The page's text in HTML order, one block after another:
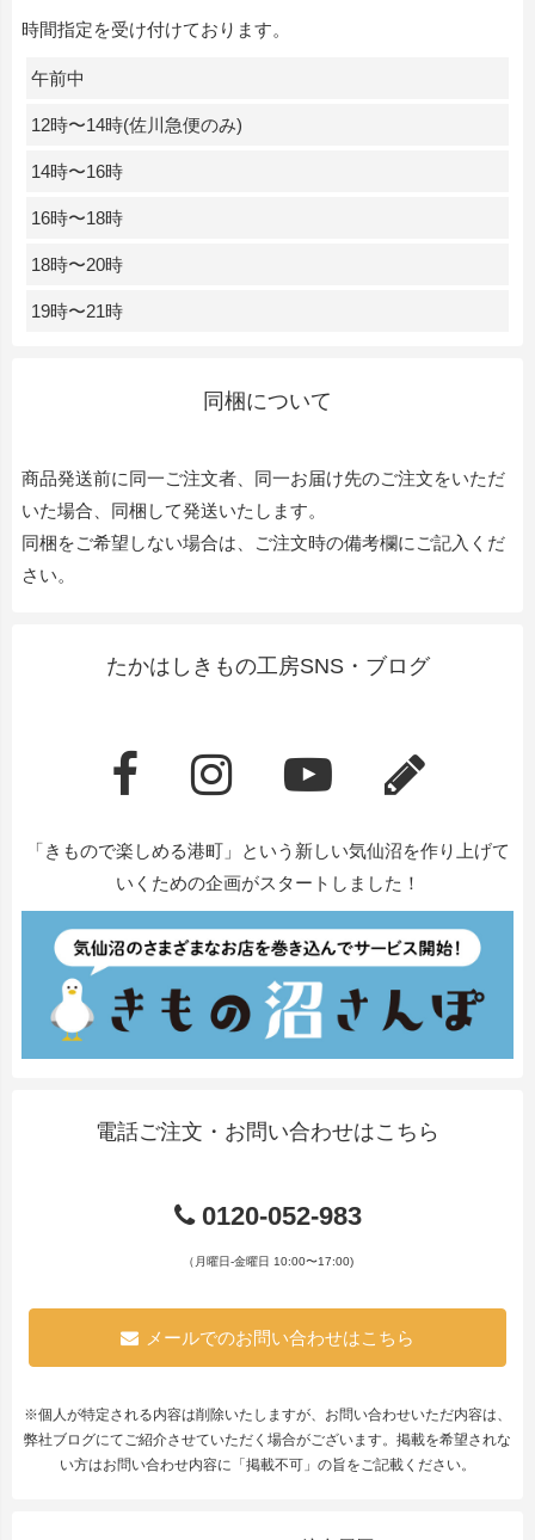
時間指定を受け付けております。
午前中
12時〜14時(佐川急便のみ)
14時〜16時
16時〜18時
18時〜20時
19時〜21時
同梱について
商品発送前に同一ご注文者、同一お届け先のご注文をいただ
いた場合、同梱して発送いたします。
同梱をご希望しない場合は、ご注文時の備考欄にご記入くだ
さい。
たかはしきもの工房SNS・ブログ
「きもので楽しめる港町」という新しい気仙沼を作り上げて
いくための企画がスタートしました！
電話ご注文・お問い合わせはこちら
0120-052-983
（月曜日-金曜日 10:00〜17:00)
メールでのお問い合わせはこちら
※個人が特定される内容は削除いたしますが、お問い合わせいただ内容は、
弊社ブログにてご紹介させていただく場合がございます。掲載を希望されな
い方はお問い合わせ内容に「掲載不可」の旨をご記載ください。